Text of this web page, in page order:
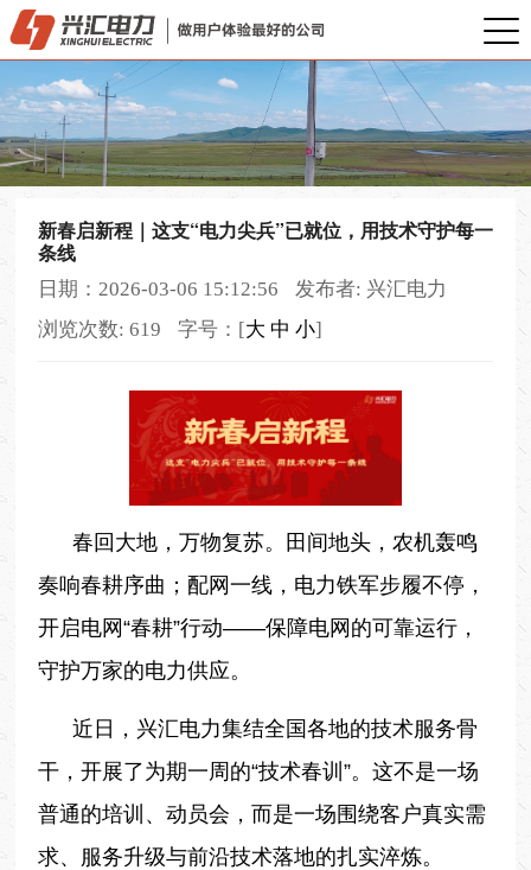
新春启新程｜这支“电力尖兵”已就位，用技术守护每一
条线
日期：2026-03-06 15:12:56
发布者: 兴汇电力
浏览次数: 619
字号：[大 中 小]
春回大地，万物复苏。田间地头，农机轰鸣
奏响春耕序曲；配网一线，电力铁军步履不停，
开启电网“春耕”行动——保障电网的可靠运行，
守护万家的电力供应。
近日，兴汇电力集结全国各地的技术服务骨
干，开展了为期一周的“技术春训”。这不是一场
普通的培训、动员会，而是一场围绕客户真实需
求、服务升级与前沿技术落地的扎实淬炼。